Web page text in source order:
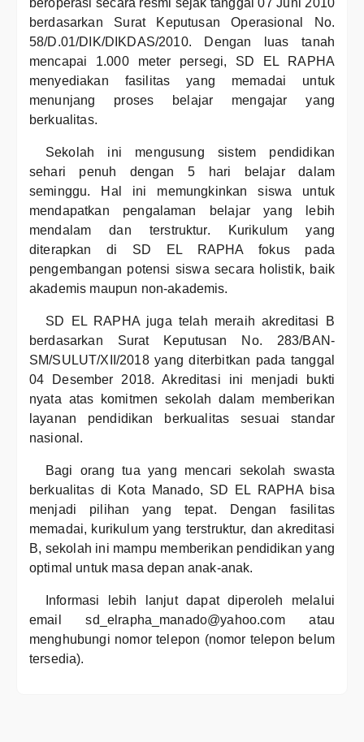
beroperasi secara resmi sejak tanggal 07 Juni 2010
berdasarkan Surat Keputusan Operasional No.
58/D.01/DIK/DIKDAS/2010. Dengan luas tanah
mencapai 1.000 meter persegi, SD EL RAPHA
menyediakan fasilitas yang memadai untuk
menunjang proses belajar mengajar yang
berkualitas.
Sekolah ini mengusung sistem pendidikan
sehari penuh dengan 5 hari belajar dalam
seminggu. Hal ini memungkinkan siswa untuk
mendapatkan pengalaman belajar yang lebih
mendalam dan terstruktur. Kurikulum yang
diterapkan di SD EL RAPHA fokus pada
pengembangan potensi siswa secara holistik, baik
akademis maupun non-akademis.
SD EL RAPHA juga telah meraih akreditasi B
berdasarkan Surat Keputusan No. 283/BAN-
SM/SULUT/XII/2018 yang diterbitkan pada tanggal
04 Desember 2018. Akreditasi ini menjadi bukti
nyata atas komitmen sekolah dalam memberikan
layanan pendidikan berkualitas sesuai standar
nasional.
Bagi orang tua yang mencari sekolah swasta
berkualitas di Kota Manado, SD EL RAPHA bisa
menjadi pilihan yang tepat. Dengan fasilitas
memadai, kurikulum yang terstruktur, dan akreditasi
B, sekolah ini mampu memberikan pendidikan yang
optimal untuk masa depan anak-anak.
Informasi lebih lanjut dapat diperoleh melalui
email sd_elrapha_manado@yahoo.com atau
menghubungi nomor telepon (nomor telepon belum
tersedia).